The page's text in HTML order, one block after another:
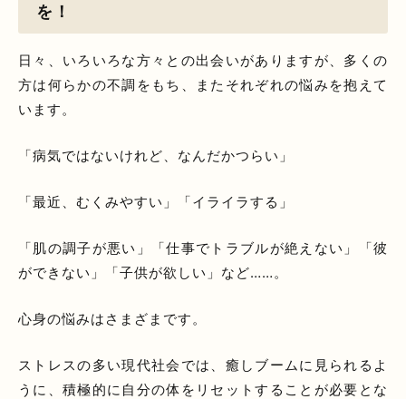
を！
日々、いろいろな方々との出会いがありますが、多くの
方は何らかの不調をもち、またそれぞれの悩みを抱えて
います。
「病気ではないけれど、なんだかつらい」
「最近、むくみやすい」「イライラする」
「肌の調子が悪い」「仕事でトラブルが絶えない」「彼
ができない」「子供が欲しい」など……。
心身の悩みはさまざまです。
ストレスの多い現代社会では、癒しブームに見られるよ
うに、積極的に自分の体をリセットすることが必要とな